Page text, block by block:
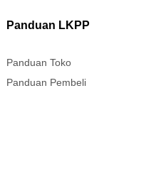
Panduan LKPP
Panduan Toko
Panduan Pembeli